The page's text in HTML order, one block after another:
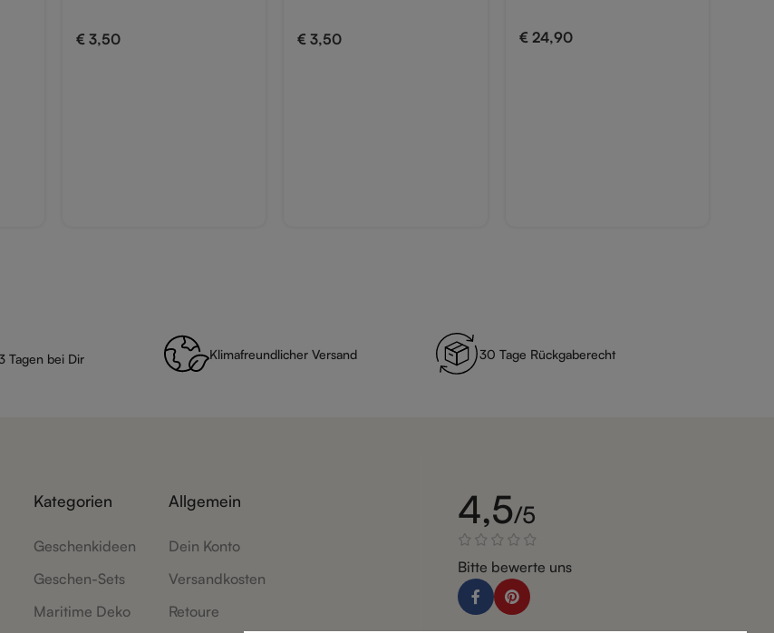
€ 3,50 € 3,50 € 24,90
Tagen bei Dir Klimafreundlicher Versand 30 Tage Rückgaberecht
Kategorien
Geschenkideen
Geschen-Sets
Maritime Deko
Allgemein
Dein Konto
Versandkosten
Retoure
4,5/5
Bitte bewerte uns